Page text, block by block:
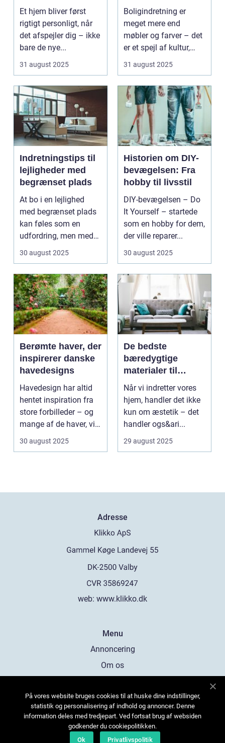
vintage
Et hjem bliver først
rigtigt personligt, når
det afspejler dig – ikke
bare de nye...
31 august 2025
Boligindretning er
meget mere end
møbler og farver – det
er et spejl af kultur,
traditi...
31 august 2025
Indretningstips til
lejligheder med
begrænset plads
At bo i en lejlighed
med begrænset plads
kan føles som en
udfordring, men med
de rette ...
30 august 2025
Historien om DIY-
bevægelsen: Fra
hobby til livsstil
DIY-bevægelsen – Do
It Yourself – startede
som en hobby for dem,
der ville reparer...
30 august 2025
Berømte haver, der
inspirerer danske
havedesigns
Havedesign har altid
hentet inspiration fra
store forbilleder – og
mange af de haver, vi
kende...
30 august 2025
De bedste
bæredygtige
materialer til
boligindretning
Når vi indretter vores
hjem, handler det ikke
kun om æstetik – det
handler ogs&ari...
29 august 2025
Adresse
web: www.klikko.dk
Menu
Annoncering
Om os
Kontakt os
Sitemap
På vores website bruges cookies til at huske dine indstillinger,
statistik og personalisering af indhold og annoncer. Denne
information deles med tredjepart. Ved fortsat brug af websiden
godkender du cookiepolitikken.
Ok
Privatlivspolitik